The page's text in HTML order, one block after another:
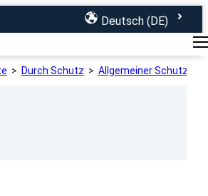
Deutsch (DE)
Startseite Produkte
Über
uns
> Durch Schutz > Allgemeiner Schutz